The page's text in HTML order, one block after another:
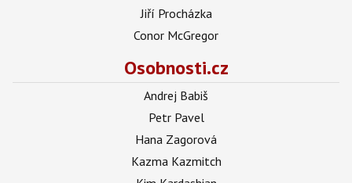
Jiří Procházka
Conor McGregor
Osobnosti.cz
Andrej Babiš
Petr Pavel
Hana Zagorová
Kazma Kazmitch